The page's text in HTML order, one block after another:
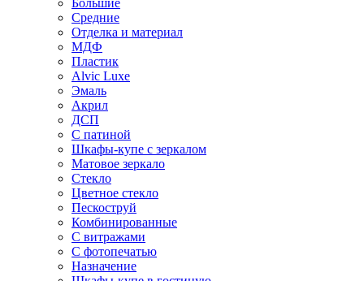
Большие
Средние
Отделка и материал
МДФ
Пластик
Alvic Luxe
Эмаль
Акрил
ДСП
С патиной
Шкафы-купе с зеркалом
Матовое зеркало
Стекло
Цветное стекло
Пескоструй
Комбинированные
С витражами
С фотопечатью
Назначение